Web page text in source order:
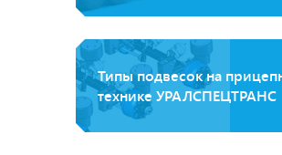
Типы подвесок на
технике УРАЛСПЕЦТРАНС